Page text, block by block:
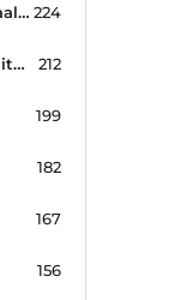
Luchthavenshuttle (betaald) 224
Parkeren (Buiten de faciliteit) 212
199
182
167
156